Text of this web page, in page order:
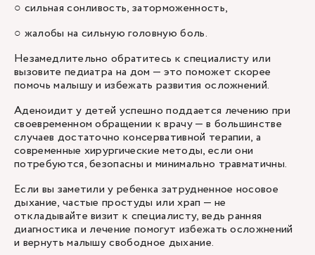
○ сильная сонливость, заторможенность,
○ жалобы на сильную головную боль.
Незамедлительно обратитесь к специалисту или
вызовите педиатра на дом — это поможет скорее
помочь малышу и избежать развития осложнений.
Аденоидит у детей успешно поддается лечению при
своевременном обращении к врачу — в большинстве
случаев достаточно консервативной терапии, а
современные хирургические методы, если они
потребуются, безопасны и минимально травматичны.
Если вы заметили у ребенка затрудненное носовое
дыхание, частые простуды или храп — не
откладывайте визит к специалисту, ведь ранняя
диагностика и лечение помогут избежать осложнений
и вернуть малышу свободное дыхание.